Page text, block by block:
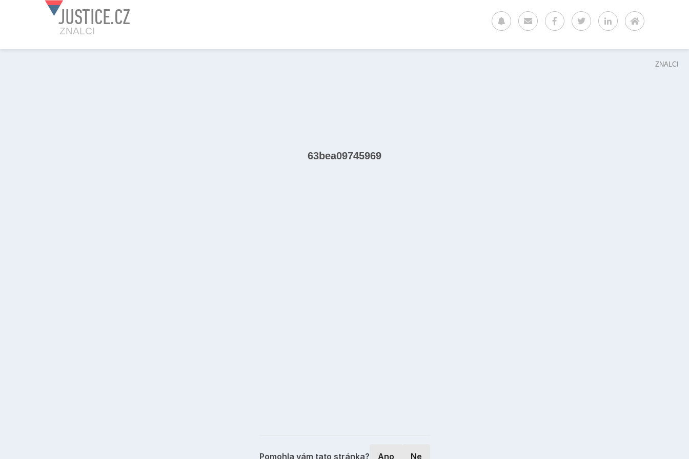
JUSTICE.CZ
ZNALCI
ZNALCI
63bea09745969
Pomohla vám tato stránka? Ano Ne